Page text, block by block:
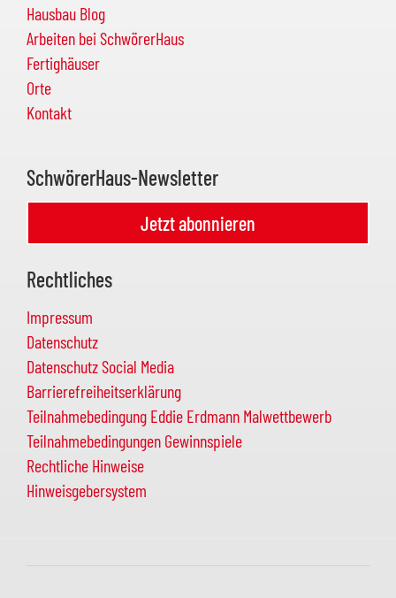
Hausbau Blog
Arbeiten bei SchwörerHaus
Fertighäuser
Orte
Kontakt
SchwörerHaus-Newsletter
Jetzt abonnieren
Rechtliches
Impressum
Datenschutz
Datenschutz Social Media
Barrierefreiheitserklärung
Teilnahmebedingung Eddie Erdmann Malwettbewerb
Teilnahmebedingungen Gewinnspiele
Rechtliche Hinweise
Hinweisgebersystem